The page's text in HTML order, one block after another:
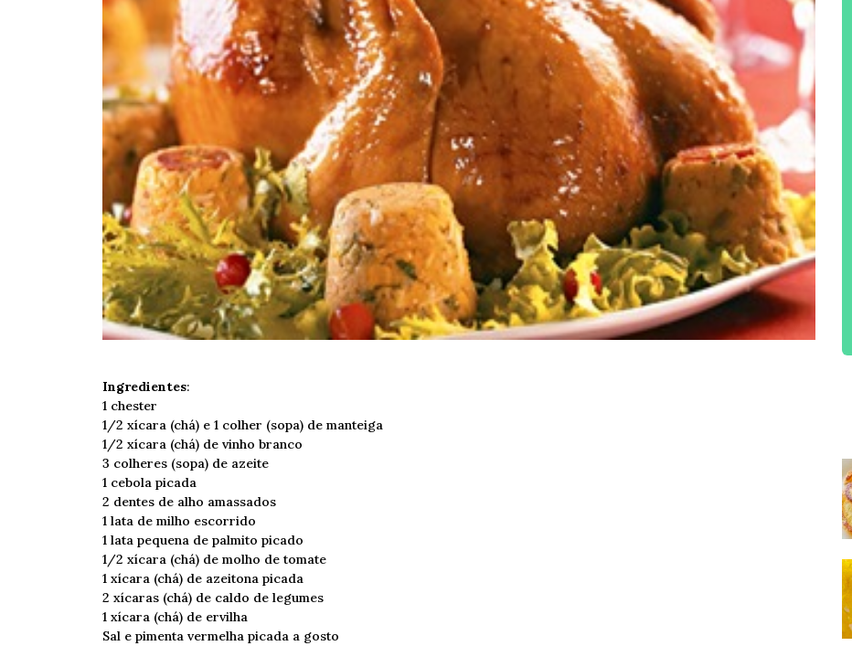
Ingredientes:
1 chester
1/2 xícara (chá) e 1 colher (sopa) de manteiga
1/2 xícara (chá) de vinho branco
3 colheres (sopa) de azeite
1 cebola picada
2 dentes de alho amassados
1 lata de milho escorrido
1 lata pequena de palmito picado
1/2 xícara (chá) de molho de tomate
1 xícara (chá) de azeitona picada
2 xícaras (chá) de caldo de legumes
1 xícara (chá) de ervilha
Sal e pimenta vermelha picada a gosto